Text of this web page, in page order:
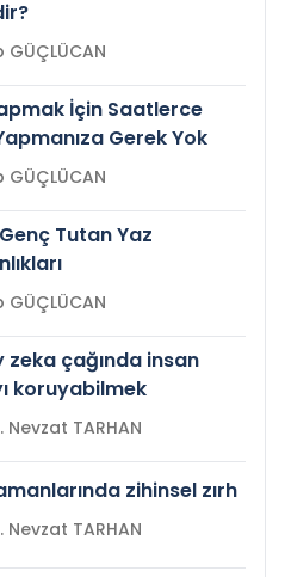
Zeynep GÜÇLÜCAN
İçin Saatlerce
Gerek Yok
Zeynep GÜÇLÜCAN
Tutan Yaz
Zeynep GÜÇLÜCAN
zeka çağında insan
koruyabilmek
Prof.Dr. Nevzat TARHAN
zihinsel zırh
Prof.Dr. Nevzat TARHAN